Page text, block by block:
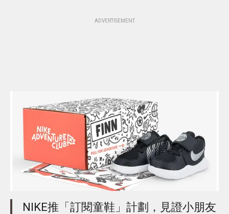
ADVERTISEMENT
NIKE推「訂閱童鞋」計劃，見證小朋友